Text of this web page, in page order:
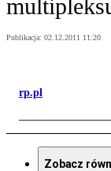
Publikacja: 02.12.2011 11:20
rp.pl
Zobacz